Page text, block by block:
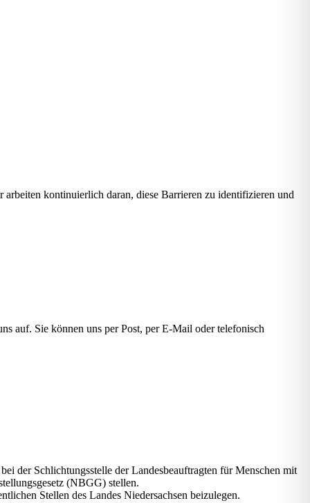
kontinuierlich daran, diese Barrieren zu identifizieren und
auf. Sie können uns per Post, per E-Mail oder telefonisch
der Schlichtungsstelle der Landesbeauftragten für Menschen mit
(NBGG) stellen.
Stellen des Landes Niedersachsen beizulegen.